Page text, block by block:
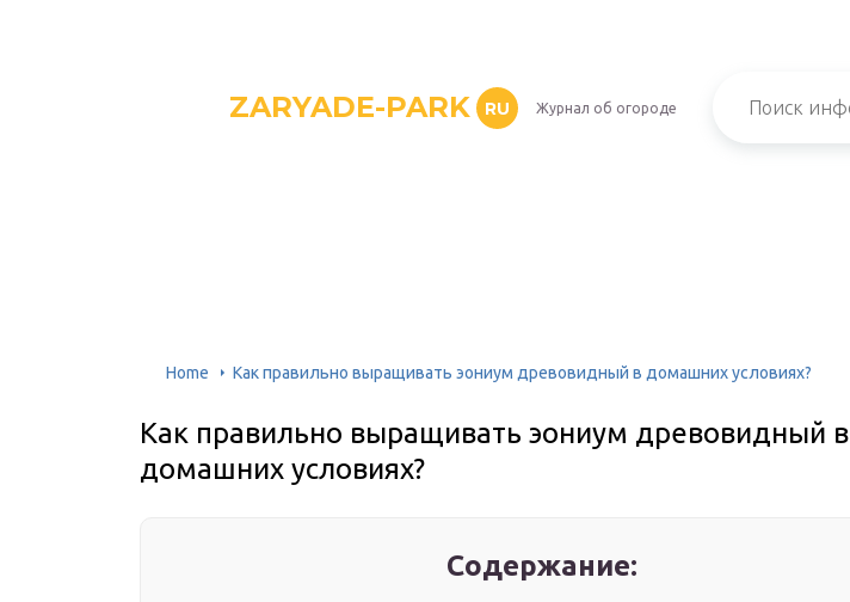
ZARYADE-PARK RU Журнал об огороде
Home Как правильно выращивать эониум древовидный в домашних условиях?
Как правильно выращивать эониум древовидный в
домашних условиях?
Содержание: